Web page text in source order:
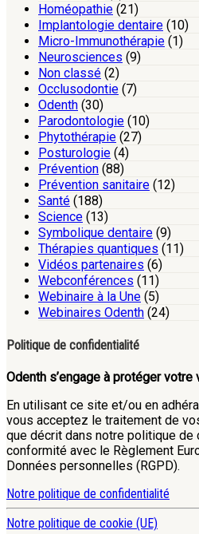
Homéopathie (21)
Implantologie dentaire (10)
Micro-Immunothérapie (1)
Neurosciences (9)
Non classé (2)
Occlusodontie (7)
Odenth (30)
Parodontologie (10)
Phytothérapie (27)
Posturologie (4)
Prévention (88)
Prévention sanitaire (12)
Santé (188)
Science (13)
Symbolique dentaire (9)
Thérapies quantiques (11)
Vidéos partenaires (6)
Webconférences (11)
Webinaire à la Une (5)
Webinaires Odenth (24)
Politique de confidentialité
Odenth s’engage à protéger votre
En utilisant ce site et/ou en
vous acceptez le traitement de
que décrit dans notre politique de
conformité avec le Règlement
Données personnelles (RGPD).
Notre politique de confidentialité
Notre politique de cookie (UE)